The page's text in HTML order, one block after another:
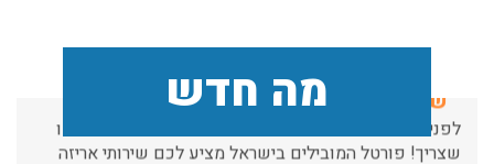
מה חדש
שירותי אריזה:
לפני שמתבצעת ההובלה צריכים לדאוג לארוז את הכל כמו
שצריך! פורטל המובילים בישראל מציע לכם שירותי אריזה
ברמה הגבוהה ביותר, לקבלת הצעת מחיר כנסו עכשיו
עודכן לאחרונה: 31/05/2026, 15:42